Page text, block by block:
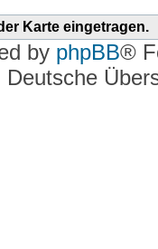
Karte eingetragen.
by phpBB®
Deutsche